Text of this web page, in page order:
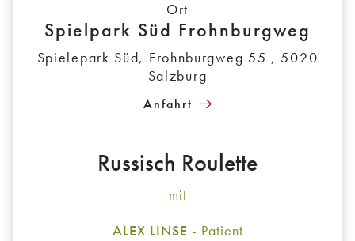
Ort
Spielpark Süd Frohnburgweg
Spielepark Süd, Frohnburgweg 55 , 5020
Salzburg
Anfahrt
Russisch Roulette
mit
ALEX LINSE - Patient